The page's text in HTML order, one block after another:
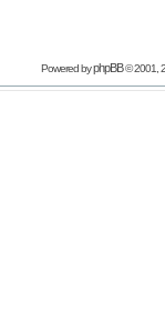
Powered byphpBB© 2001,